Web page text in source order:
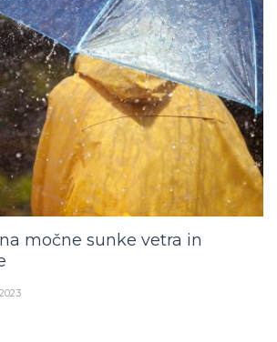
močne sunke vetra in